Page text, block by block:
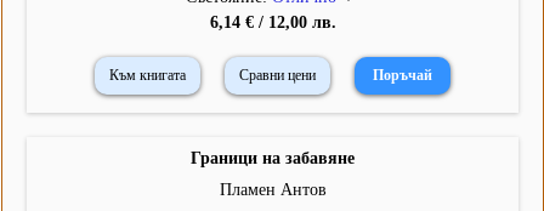
6,14 € / 12,00 лв.
Към книгата Сравни цени
Граници на забавяне
Пламен Антов